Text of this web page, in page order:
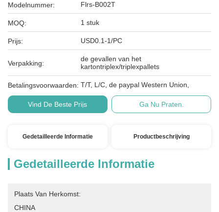
Modelnummer: Flrs-B002T
MOQ: 1 stuk
Prijs: USD0.1-1/PC
Verpakking:
de gevallen van het
kartontriplex/triplexpallets
Betalingsvoorwaarden: T/T, L/C, de paypal Western Union,
Vind De Beste Prijs Ga Nu Praten.
Gedetailleerde Informatie Productbeschrijving
Gedetailleerde Informatie
Plaats Van Herkomst:
CHINA